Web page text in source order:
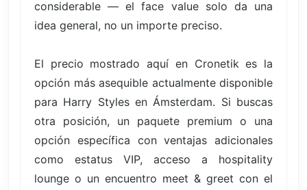
considerable — el face value solo da una
idea general, no un importe preciso.
El precio mostrado aquí en Cronetik es la
opción más asequible actualmente disponible
para Harry Styles en Ámsterdam. Si buscas
otra posición, un paquete premium o una
opción específica con ventajas adicionales
como estatus VIP, acceso a hospitality
lounge o un encuentro meet & greet con el